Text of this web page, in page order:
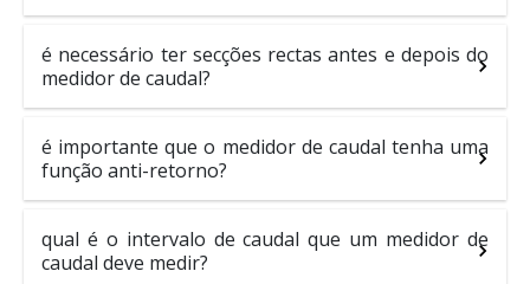
é necessário ter secções rectas antes e depois do
medidor de caudal?
é importante que o medidor de caudal tenha uma
função anti-retorno?
qual é o intervalo de caudal que um medidor de
caudal deve medir?